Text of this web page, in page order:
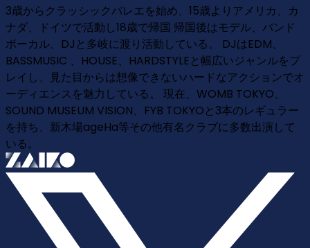
3歳からクラッシックバレエを始め、15歳よりアメリカ、カ
ナダ、ドイツで活動し18歳で帰国 帰国後はモデル、バンド
ボーカル、DJと多岐に渡り活動している。 DJはEDM、
BASSMUSIC 、HOUSE、HARDSTYLEと幅広いジャンルをプ
レイし、見た目からは想像できないハードなアクションでオ
ーディエンスを魅力している。 現在、WOMB TOKYO、
SOUND MUSEUM VISION、FYB TOKYOと3本のレギュラー
を持ち、新木場ageHa等その他有名クラブに多数出演して
いる。